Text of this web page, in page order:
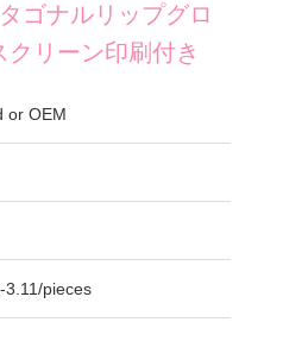
ゴナルリップグロ
リーン印刷付き
or OEM
3.11/pieces